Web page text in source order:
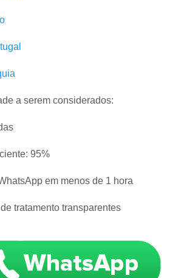
a serem considerados:
95%
em menos de 1 hora
tratamento transparentes